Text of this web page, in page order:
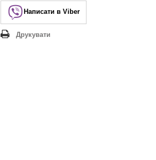
Написати в Viber
Друкувати